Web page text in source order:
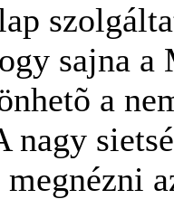
sajna a
a
nagy
megnézni